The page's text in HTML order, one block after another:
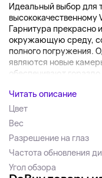
Идеальный выбор для
высококачественному
Гарнитура прекрасно
окружающую среду,
полного погружения.
являются новые
обеспечивают гораздо...
Читать описание
Цвет
Вес
Разрешение на глаз
Частота обновления
Угол обзора